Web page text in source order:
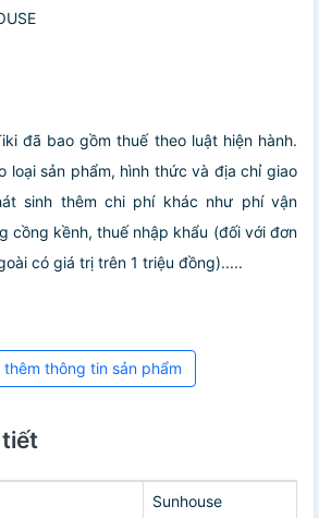
đã bao gồm thuế theo luật hiện hành.
loại sản phẩm, hình thức và địa chỉ giao
sinh thêm chi phí khác như phí vận
cồng kềnh, thuế nhập khẩu (đối với đơn
có giá trị trên 1 triệu đồng).....
thêm thông tin sản phẩm
Sunhouse